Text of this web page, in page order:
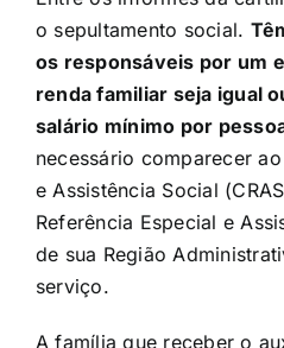
o sepultamento social.
os responsáveis por um
renda familiar seja igual
salário mínimo por
necessário comparecer
e Assistência Social
Referência Especial e
de sua Região
serviço.
A família que receber o